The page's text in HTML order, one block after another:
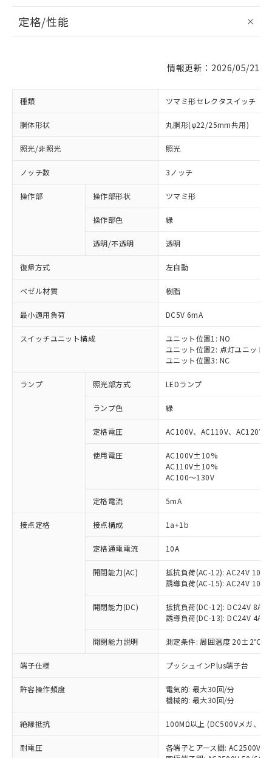
定格/性能
情報更新：2026/05/21
種類 ツマミ形セレクタスイッチ
胴体形状 丸胴形(φ22/25mm共用)
照光/非照光 照光
ノッチ数 3ノッチ
操作部 操作部形状 ツマミ形
操作部色 緑
透明/不透明 透明
復帰方式 左自動
ベゼル材質 樹脂
最小適用負荷 DC5V 6mA
スイッチユニット構成
ユニット位置1: NO
ユニット位置2: 点灯ユニット
ユニット位置3: NC
ランプ 照光部方式 LEDランプ
ランプ色 緑
定格電圧 AC100V、AC110V、AC120V
使用電圧
AC100V±10%
AC110V±10%
AC100～130V
定格電流 5mA
接点定格 接点構成 1a+1b
定格通電電流 10A
開閉能力(AC)
抵抗負荷(AC-12): AC24V 10A/
誘導負荷(AC-15): AC24V
開閉能力(DC)
抵抗負荷(DC-12): DC24V 8A/
誘導負荷(DC-13): DC24V 4A/
開閉能力説明 測定条件: 周囲温度 20±2℃、
端子仕様 プッシュインPlus端子台
許容操作頻度
電気的: 最大30回/分
機械的: 最大30回/分
絶縁抵抗 100MΩ以上 (DC500Vメガ、点
耐電圧
各端子とアース間: AC2500V
ご利用条件
以下の条件をお読みいただき、同意のうえ
本サービスは、当社制御機器事業取扱
商品の当社在庫状況および標準価格
(税抜)を提供させていただくもので
当社制御機器事業取扱商品の中には、
本サービスの対象外となる商品もある
ことをご了承ください。
※1 対応状況
対応済み：EU RoHS指令（10物質）の
非含有に対応した製品が提供可能な商品で
対応予定：EU RoHS指令（10物質）の非含
有に対応した製品に切り替える予定のある
対応予定なし：EU RoHS指令（10物質）の
非含有に非対応の商品で、対応品を出す予
調査・確認中：EU RoHS指令（10物質）の
非含有の対応状況を調査中または確認中の
商品です。
非該当品：ライセンス料など無形物で、有
害物質有無と関係のない商品です。
仕入先様の事情により、非含有部品として
いたものが、含有品と判明した場合などや
「○」：最大均質材料含有率が中国RoHSの
「×」：最大均質材料含有率が中国RoHSの
基準値を超えていることを示します。
当社は、これら貴社製品のうち、外国